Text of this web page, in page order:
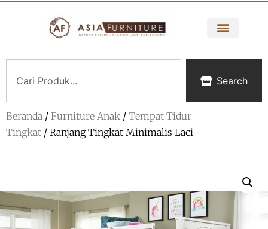
Search
Beranda / Furniture Anak / Tempat Tidur
Tingkat / Ranjang Tingkat Minimalis Laci